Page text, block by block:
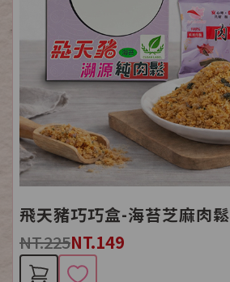
飛天豬巧巧盒-海苔芝麻肉鬆
NT.225NT.149